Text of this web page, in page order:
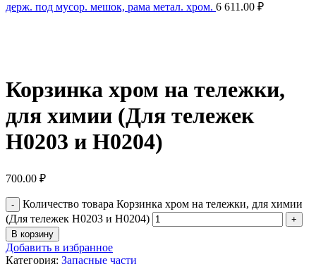
держ. под мусор. мешок, рама метал. хром. 6 611.00 ₽
Корзинка хром на тележки,
для химии (Для тележек
H0203 и H0204)
700.00 ₽
Количество товара Корзинка хром на тележки, для химии
(Для тележек H0203 и H0204)
В корзину
Добавить в избранное
Категория: Запасные части